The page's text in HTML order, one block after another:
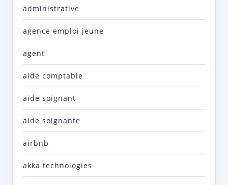
administrative
agence emploi jeune
agent
aide comptable
aide soignant
aide soignante
airbnb
akka technologies